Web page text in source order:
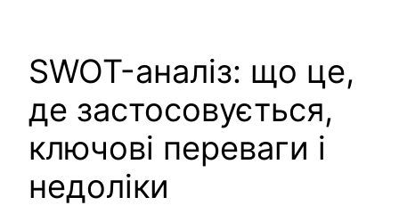
SWOT-аналіз: що це,
де застосовується,
ключові переваги і
недоліки